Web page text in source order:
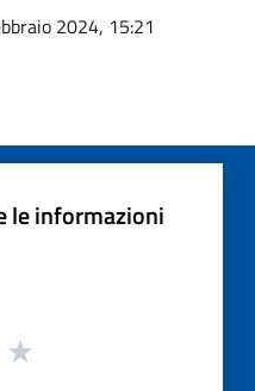
2024, 15:21
le informazioni